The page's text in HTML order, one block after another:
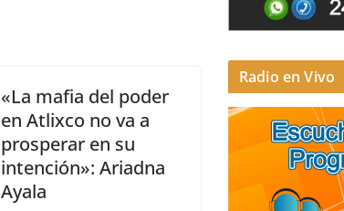
«La mafia del poder
en Atlixco no va a
prosperar en su
intención»: Ariadna
Ayala
Radio en Vivo